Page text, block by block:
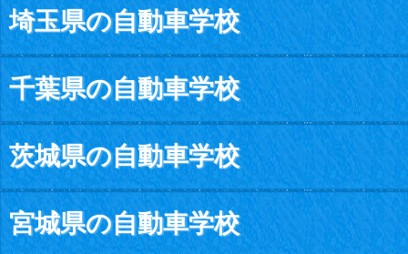
埼玉県の自動車学校
千葉県の自動車学校
茨城県の自動車学校
宮城県の自動車学校